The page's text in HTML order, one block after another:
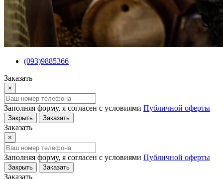
(093)9885366
Заказать
×
Заполняя форму, я согласен с условиями Публичной оферты
Закрыть Заказать
Заказать
×
Заполняя форму, я согласен с условиями Публичной оферты
Закрыть Заказать
Заказать